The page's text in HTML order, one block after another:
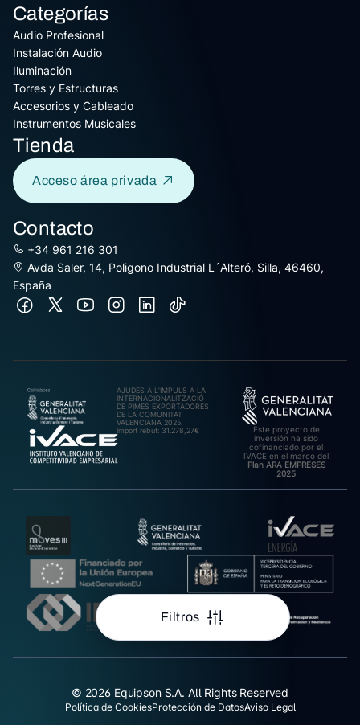
Filtros
Categorías
Audio Profesional
Instalación Audio
Iluminación
Torres y Estructuras
Accesorios y Cableado
Instrumentos Musicales
Tienda
Acceso área privada
Contacto
+34 961 216 301
Avda Saler, 14, Poligono Industrial L´Alteró, Silla, 46460,
España
AJUDES A L’IMPULS A LA
INTERNACIONALITZACIÓ
DE PIMES EXPORTADORES
DE LA COMUNITAT
VALENCIANA 2025.
Import rebut: 31.278,27€
Este proyecto de
inversión ha sido
cofinanciado por el
IVACE en el marco del
Plan ARA EMPRESES
2025
© 2026 Equipson S.A. All Rights Reserved
Política de CookiesProtección de DatosAviso Legal